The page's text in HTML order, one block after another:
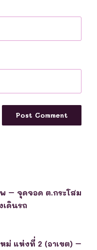
– จุดจอด ต.กระโสม
เดินรถ
ม่ แห่งที่ 2 (อาเขต) –